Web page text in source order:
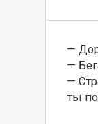
—
—
—
ты